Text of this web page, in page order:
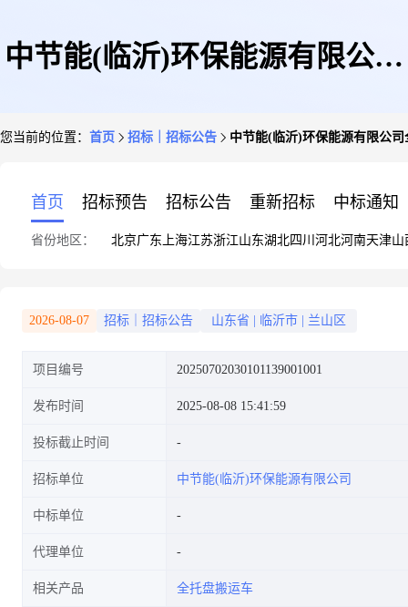
中节能(临沂)环保能源有限公司
您当前的位置： 首页 招标｜招标公告 中节能(临沂)环保能源有限公
首页 招标预告 招标公告 重新招标 中标通知
省份地区： 北京广东 上海江苏浙江山东湖北四川 河北河南天津山
2026-08-07 招标｜招标公告 山东省 临沂市 兰山区
项目编号 20250702030101139001001
发布时间 2025-08-08 15:41:59
投标截止时间
招标单位 中节能(临沂)环保能源有限公司
中标单位
代理单位
相关产品 全托盘搬运车